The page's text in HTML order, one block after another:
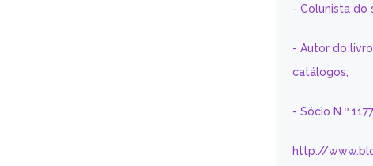
- Colunista do
- Autor do
catálogos;
- Sócio N.º
http://